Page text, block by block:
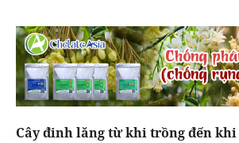
Cây đinh lăng từ khi trồng đến